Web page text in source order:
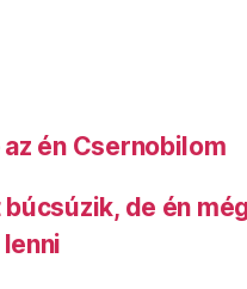
én Csernobilom
de én